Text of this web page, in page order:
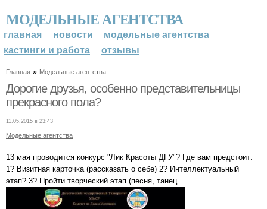
МОДЕЛЬНЫЕ АГЕНТСТВА
главная новости
модельные агентства
кастинги и работа
отзывы
Главная » Модельные агентства
Дорогие друзья, особенно представительницы
прекрасного пола?
11.05.2015 в 23:43
Модельные агентства
13 мая проводится конкурс "Лик Красоты ДГУ"? Где вам предстоит:
1? Визитная карточка (рассказать о себе) 2? Интеллектуальный
этап? 3? Пройти творческий этап (песня, танец